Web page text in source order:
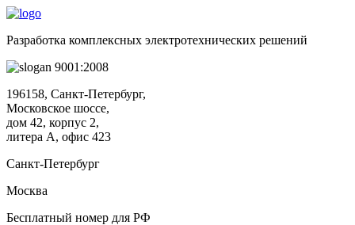
Разработка комплексных электротехнических решений
9001:2008
196158, Санкт-Петербург,
Московское шоссе,
дом 42, корпус 2,
литера А, офис 423
Санкт-Петербург
Москва
Бесплатный номер для РФ